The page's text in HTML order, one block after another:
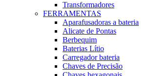
Transformadores
FERRAMENTAS
Aparafusadoras a bateria
Alicate de Pontas
Berbequim
Baterias Lítio
Carregador bateria
Chaves de Precisão